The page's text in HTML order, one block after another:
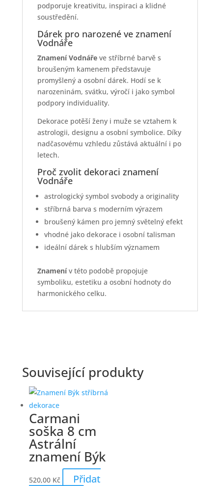
podporuje kreativitu, inspiraci a klidné
soustředění.
Dárek pro narozené ve znamení
Vodnáře
Znamení Vodnářeve stříbrné barvě s
broušeným kamenem představuje
promyšlený a osobní dárek. Hodí se k
narozeninám, svátku, výročí i jako symbol
podpory individuality.
Dekorace potěší ženy i muže se vztahem k
astrologii, designu a osobní symbolice. Díky
nadčasovému vzhledu zůstává aktuální i po
letech.
Proč zvolit dekoraci znamení
Vodnáře
astrologický symbol svobody a originality
stříbrná barva s moderním výrazem
broušený kámen pro jemný světelný efekt
vhodné jako dekorace i osobní talisman
ideální dárek s hlubším významem
Znamenív této podobě propojuje
symboliku, estetiku a osobní hodnoty do
harmonického celku.
Související produkty
Carmani
soška 8 cm
Astrální
znamení Býk
520,00 Kč
Přidat